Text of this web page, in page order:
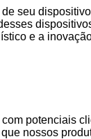
seu
e a
potenciais
nossos